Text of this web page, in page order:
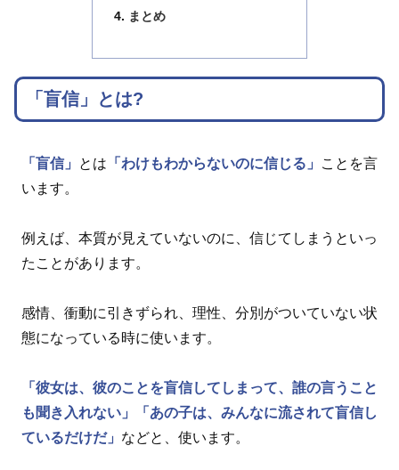
まとめ
「盲信」とは?
「盲信」 とは 「わけもわからないのに信じる」
ことを言
います。
例えば、本質が見えていないのに、信じてしまうといっ
たことがあります。
感情、衝動に引きずられ、理性、分別がついていない状
態になっている時に使います。
「彼女は、彼のことを盲信してしまって、誰の言うこと
も聞き入れない」
「あの子は、みんなに流されて盲信し
ているだけだ」 などと、使います。